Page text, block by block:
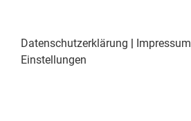
Datenschutzerklärung Impressum
Einstellungen